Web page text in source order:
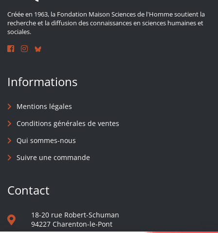
Créée en 1963, la Fondation Maison Sciences de l'Homme soutient la
recherche et la diffusion des connaissances en sciences humaines et
sociales.
Informations
Mentions légales
Conditions générales de ventes
Qui sommes-nous
Suivre une commande
Contact
18-20 rue Robert-Schuman
94227 Charenton-le-Pont